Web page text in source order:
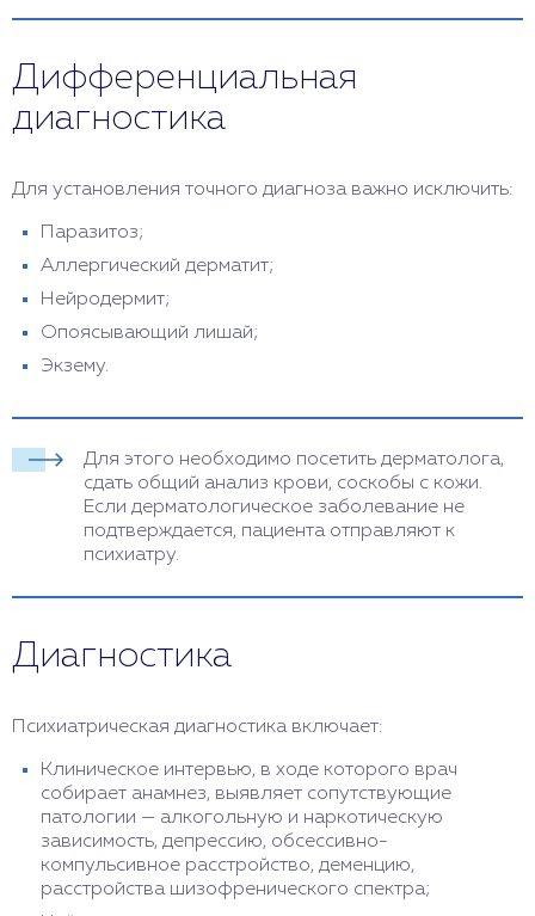
Дифференциальная
диагностика
Для установления точного диагноза важно исключить:
Паразитоз;
Аллергический дерматит;
Нейродермит;
Опоясывающий лишай;
Экзему.
Для этого необходимо посетить дерматолога,
сдать общий анализ крови, соскобы с кожи.
Если дерматологическое заболевание не
подтверждается, пациента отправляют к
психиатру.
Диагностика
Психиатрическая диагностика включает:
Клиническое интервью, в ходе которого врач
собирает анамнез, выявляет сопутствующие
патологии — алкогольную и наркотическую
зависимость, депрессию, обсессивно-
компульсивное расстройство, деменцию,
расстройства шизофренического спектра;